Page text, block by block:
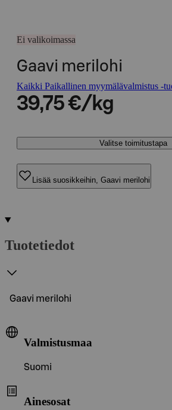
Ei valikoimassa
Gaavi merilohi
Kaikki Paikallinen myymälävalmistus -
39,75 €/kg
Valitse toimitustapa
Lisää suosikkeihin, Gaavi merilohi
Tuotetiedot
Gaavi merilohi
Valmistusmaa
Suomi
Ainesosat